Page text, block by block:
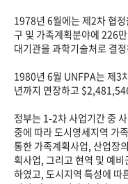
1978년 6월에는 제2차 협
구 및 가족계획분야에 226
대기관을 과학기술처로 결정
1980년 6월 UNFPA는 제3
년까지 연장하고
정부는 1-2차 사업기간 중
중에 따라 도시영세지역 가
통한 가족계획사업, 산업장
획사업, 그리고 현역 및 예
하였고, 도시지역 특성에 따